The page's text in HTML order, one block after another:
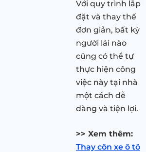
Với quy trình lắp
đặt và thay thế
đơn giản, bất kỳ
người lái nào
cũng có thể tự
thực hiện công
việc này tại nhà
một cách dễ
dàng và tiện lợi.
>> Xem thêm:
Thay côn xe ô tô